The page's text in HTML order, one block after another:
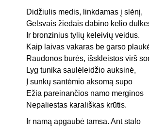
Didžiulis medis, linkdamas į slėnį,
Gelsvais žiedais dabino kelio
Ir bronzinius tylių keleivių veidus.
Kaip laivas vakaras be garso
Raudonos burės, išskleistos virš
Lyg tunika saulėleidžio auksinė,
Į sunkų santėmio aksomą supo
Ežia pareinančios namo merginos
Nepaliestas karališkas krūtis.
Ir namą apgaubė tamsa. Ant stalo